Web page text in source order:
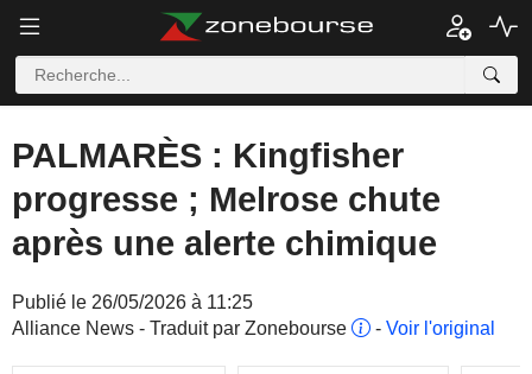
PALMARÈS : Kingfisher
progresse ; Melrose chute
après une alerte chimique
Publié le 26/05/2026 à 11:25
Alliance News - Traduit par Zonebourse
- Voir l'original